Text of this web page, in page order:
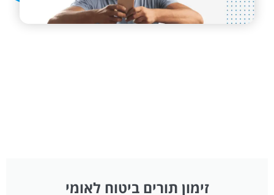
זימון תורים ביטוח לאומי